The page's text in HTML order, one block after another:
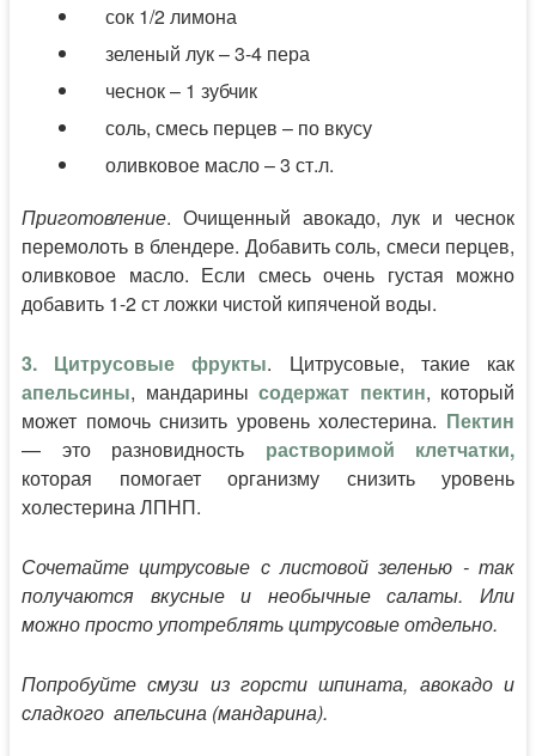
сок 1/2 лимона
зеленый лук – 3-4 пера
чеснок – 1 зубчик
соль, смесь перцев – по вкусу
оливковое масло – 3 ст.л.
Приготовление. Очищенный авокадо, лук и чеснок
перемолоть в блендере. Добавить соль, смеси перцев,
оливковое масло. Если смесь очень густая можно
добавить 1-2 ст ложки чистой кипяченой воды.
3. Цитрусовые фрукты. Цитрусовые, такие как
апельсины, мандарины содержат пектин, который
может помочь снизить уровень холестерина. Пектин
— это разновидность растворимой клетчатки,
которая помогает организму снизить уровень
холестерина ЛПНП.
Сочетайте цитрусовые с листовой зеленью - так
получаются вкусные и необычные салаты. Или
можно просто употреблять цитрусовые отдельно.
​Попробуйте смузи из горсти шпината, авокадо и
сладкого апельсина (мандарина).